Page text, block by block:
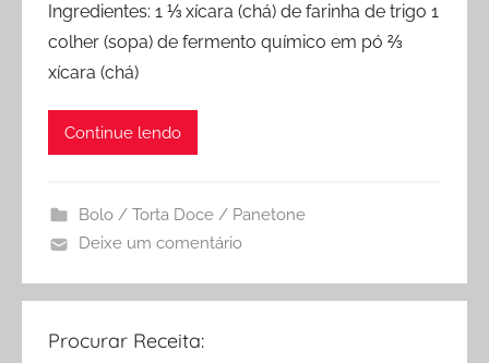
Ingredientes: 1 ⅓ xícara (chá) de farinha de trigo 1
colher (sopa) de fermento químico em pó ⅔
xícara (chá)
Continue lendo
Bolo / Torta Doce / Panetone
Deixe um comentário
Procurar Receita: